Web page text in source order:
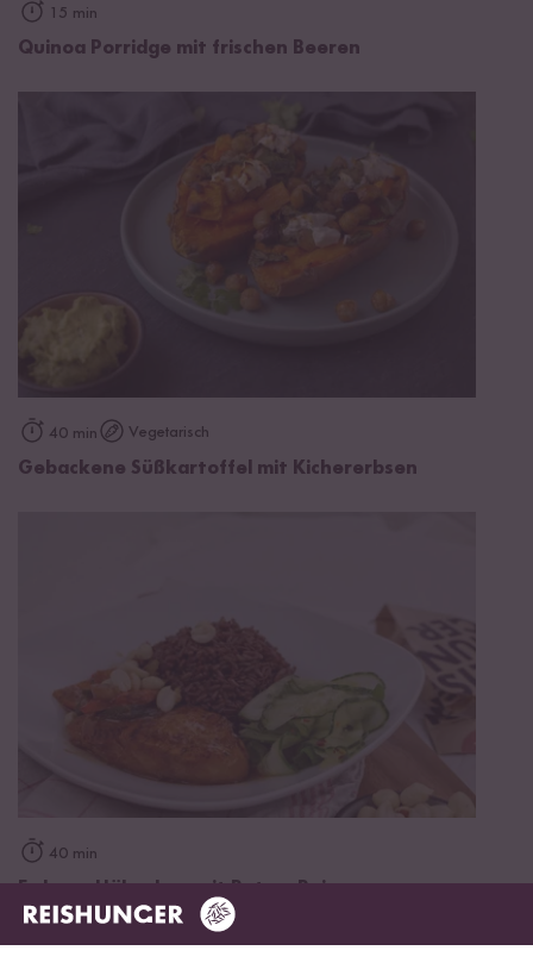
15 min
Quinoa Porridge mit frischen Beeren
40 min Vegetarisch
Gebackene Süßkartoffel mit Kichererbsen
40 min
Erdnuss-Hähnchen mit Rotem Reis